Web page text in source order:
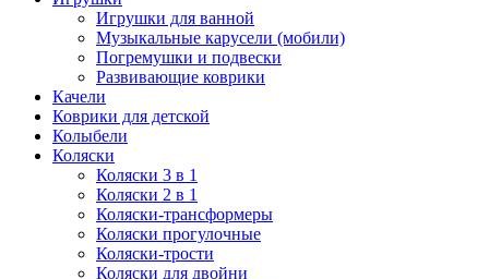
Игрушки для ванной
Музыкальные карусели (мобили)
Погремушки и подвески
Развивающие коврики
Качели
Коврики для детской
Колыбели
Коляски
Коляски 3 в 1
Коляски 2 в 1
Коляски-трансформеры
Коляски прогулочные
Коляски-трости
Коляски для двойни